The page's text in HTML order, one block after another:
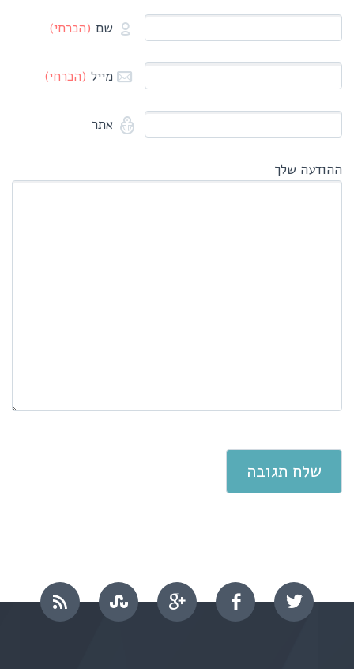
שם (הכרחי)
מייל (הכרחי)
אתר
ההודעה שלך